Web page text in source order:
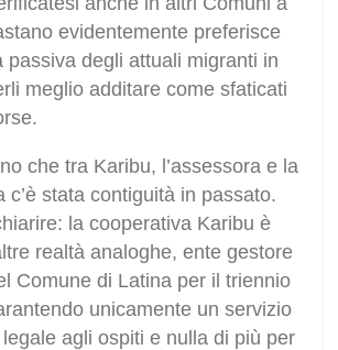
evidentemente preferisce
passiva degli attuali migranti in
meglio additare come sfaticati
che tra Karibu, l’assessora e la
c’è stata contiguità in passato.
la cooperativa Karibu è
realtà analoghe, ente gestore
Comune di Latina per il triennio
unicamente un servizio
agli ospiti e nulla di più per